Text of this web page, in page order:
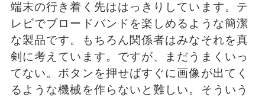
端末の行き着く先ははっきりしています。テ
レビでブロードバンドを楽しめるような簡潔
な製品です。もちろん関係者はみなそれを真
剣に考えています。ですが、まだうまくいっ
てない。ボタンを押せばすぐに画像が出てく
るような機械を作らないと難しい。そういう